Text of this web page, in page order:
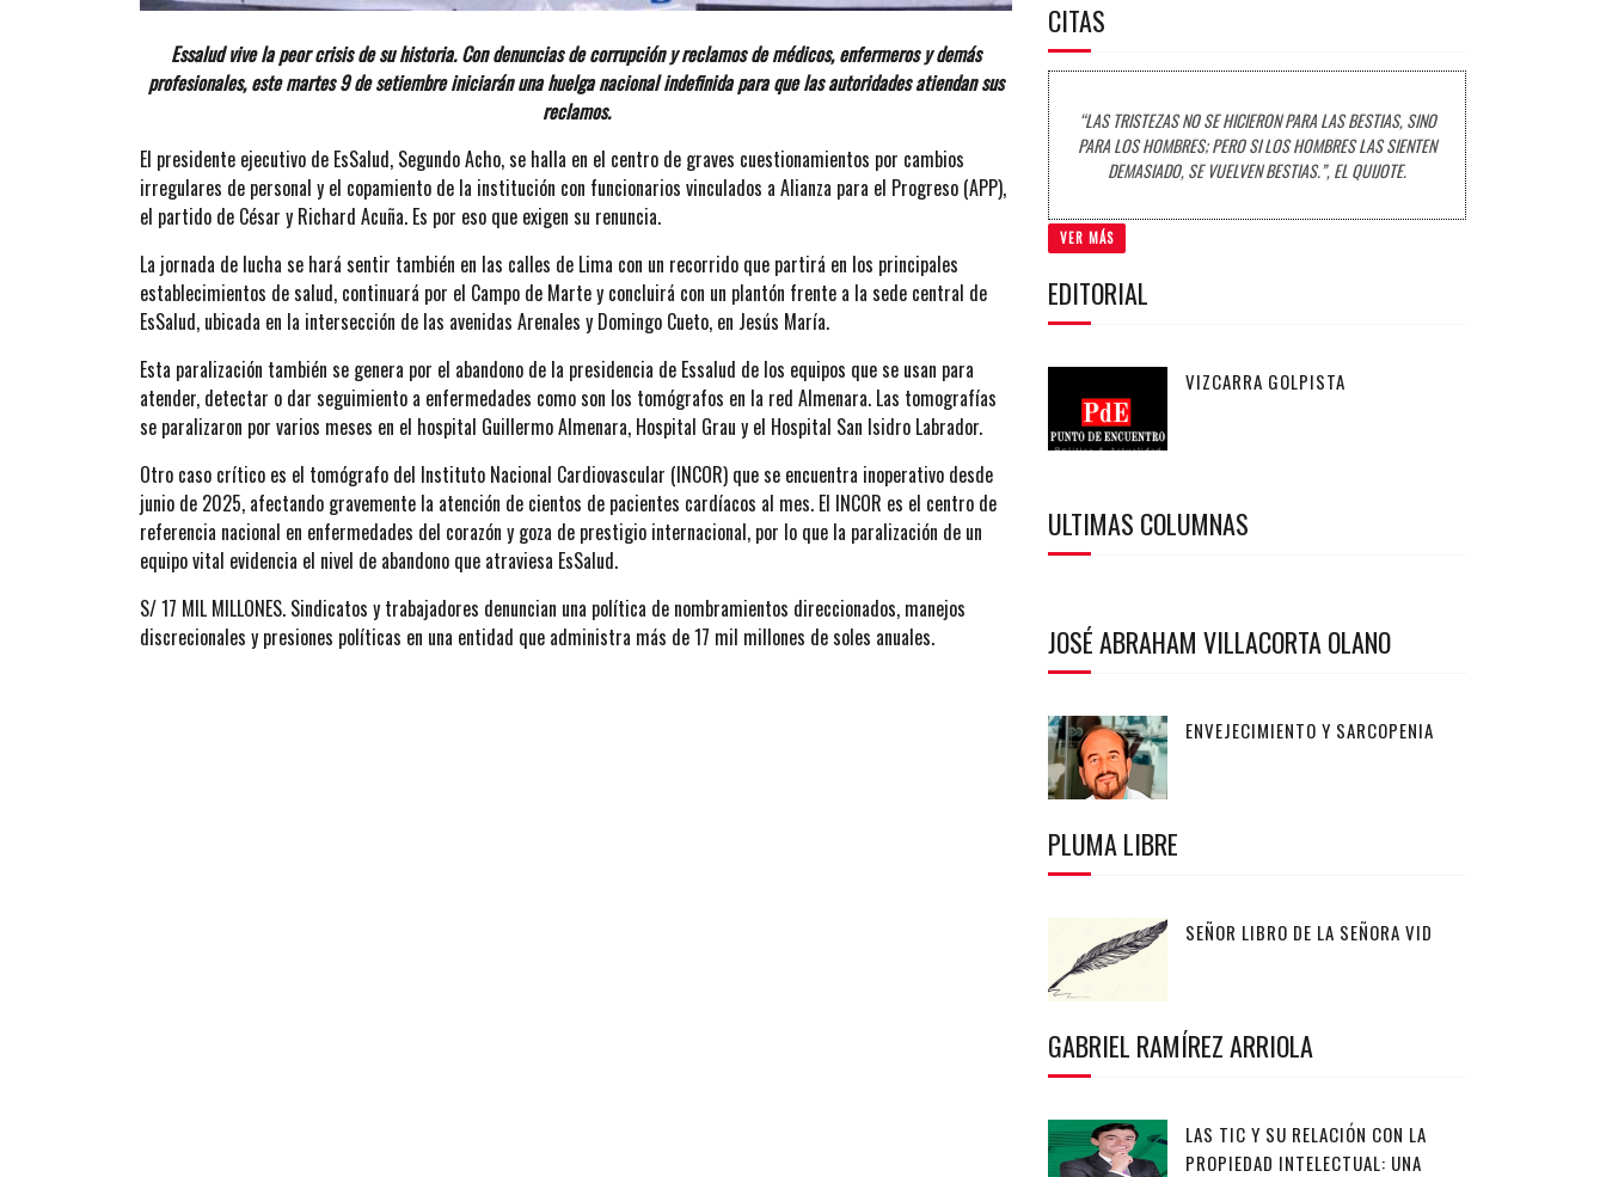
Essalud vive la peor crisis de su historia. Con denuncias de corrupción y reclamos de médicos, enfermeros y demás
profesionales, este martes 9 de setiembre iniciarán una huelga nacional indefinida para que las autoridades atiendan sus
reclamos.
El presidente ejecutivo de EsSalud, Segundo Acho, se halla en el centro de graves cuestionamientos por cambios
irregulares de personal y el copamiento de la institución con funcionarios vinculados a Alianza para el Progreso (APP),
el partido de César y Richard Acuña. Es por eso que exigen su renuncia.
La jornada de lucha se hará sentir también en las calles de Lima con un recorrido que partirá en los principales
establecimientos de salud, continuará por el Campo de Marte y concluirá con un plantón frente a la sede central de
EsSalud, ubicada en la intersección de las avenidas Arenales y Domingo Cueto, en Jesús María.
Esta paralización también se genera por el abandono de la presidencia de Essalud de los equipos que se usan para
atender, detectar o dar seguimiento a enfermedades como son los tomógrafos en la red Almenara. Las tomografías
se paralizaron por varios meses en el hospital Guillermo Almenara, Hospital Grau y el Hospital San Isidro Labrador.
Otro caso crítico es el tomógrafo del Instituto Nacional Cardiovascular (INCOR) que se encuentra inoperativo desde
junio de 2025, afectando gravemente la atención de cientos de pacientes cardíacos al mes. El INCOR es el centro de
referencia nacional en enfermedades del corazón y goza de prestigio internacional, por lo que la paralización de un
equipo vital evidencia el nivel de abandono que atraviesa EsSalud.
S/ 17 MIL MILLONES. Sindicatos y trabajadores denuncian una política de nombramientos direccionados, manejos
discrecionales y presiones políticas en una entidad que administra más de 17 mil millones de soles anuales.
CITAS
“LAS TRISTEZAS NO SE HICIERON PARA LAS BESTIAS, SINO
PARA LOS HOMBRES; PERO SI LOS HOMBRES LAS SIENTEN
DEMASIADO, SE VUELVEN BESTIAS.”, EL QUIJOTE.
VER MÁS
EDITORIAL
VIZCARRA GOLPISTA
ULTIMAS COLUMNAS
JOSÉ ABRAHAM VILLACORTA OLANO
ENVEJECIMIENTO Y SARCOPENIA
PLUMA LIBRE
SEÑOR LIBRO DE LA SEÑORA VID
GABRIEL RAMÍREZ ARRIOLA
LAS TIC Y SU RELACIÓN CON LA
PROPIEDAD INTELECTUAL: UNA